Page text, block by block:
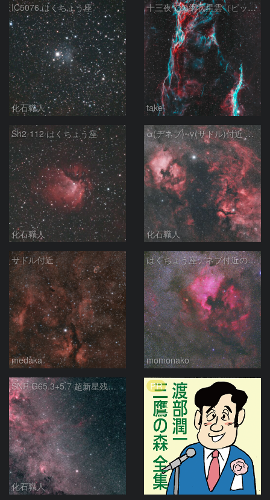
IC5076 はくちょう座
化石職人
十三夜での網状星雲（ピッカリングの三角）
take
Sh2-112 はくちょう座
化石職人
α(デネブ)~γ(サドル)付近 NGC7000 北アメリカ星雲 IC5067~5070 ペリカン星雲 はくちょう座
化石職人
サドル付近
medaka
はくちょう座デネブ付近の空域 260720
momonako
SNR G65.3+5.7 超新星残骸 アルビレオ周辺 はくちょう座
化石職人
PR